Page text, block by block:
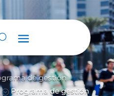
de gestión
Programa de gestión